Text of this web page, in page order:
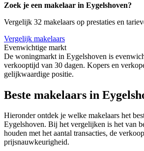
Zoek je een makelaar in Eygelshoven?
Vergelijk 32 makelaars op prestaties en
Vergelijk makelaars
Evenwichtige markt
De woningmarkt in Eygelshoven is
verkooptijd van 30 dagen. Kopers en
gelijkwaardige positie.
Beste makelaars in
Hieronder ontdek je welke makelaars het
Eygelshoven. Bij het vergelijken is het van
houden met het aantal transacties, de
prijsnauwkeurigheid.